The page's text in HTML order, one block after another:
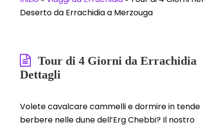
Deserto da Errachidia a Merzouga
Tour di 4 Giorni da Errachidia
Dettagli
Volete cavalcare cammelli e dormire in tende
berbere nelle dune dell’Erg Chebbi? Il nostro